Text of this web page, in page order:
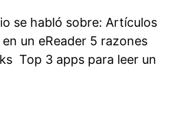
se habló sobre: Artículos
un eReader 5 razones
Top 3 apps para leer un